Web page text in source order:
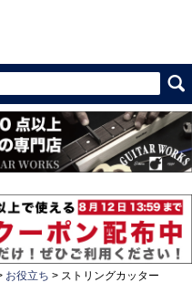
お役立ち ストリングカッター